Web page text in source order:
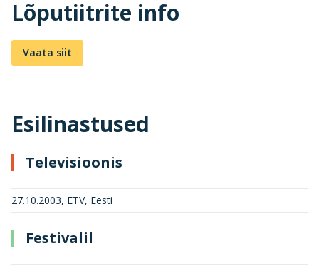
Lõputiitrite info
Vaata siit
Esilinastused
Televisioonis
27.10.2003, ETV, Eesti
Festivalil